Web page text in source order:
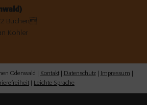
Buchen
Kohler
Odenwald | Kontakt| Datenschutz| Impressum
Leichte Sprache